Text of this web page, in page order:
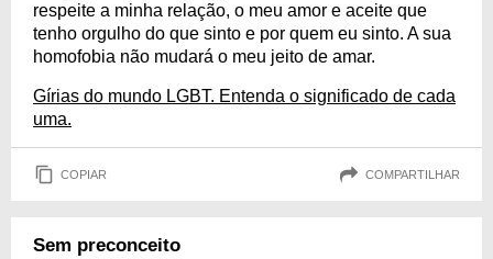
respeite a minha relação, o meu amor e aceite que
tenho orgulho do que sinto e por quem eu sinto. A sua
homofobia não mudará o meu jeito de amar.
Gírias do mundo LGBT. Entenda o significado de cada
uma.
COPIAR COMPARTILHAR
Sem preconceito